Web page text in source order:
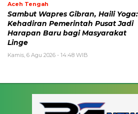
Aceh Tengah
‎Sambut Wapres Gibran, Haili Yoga:
Kehadiran Pemerintah Pusat Jadi
Harapan Baru bagi Masyarakat
Linge
Kamis, 6 Agu 2026 - 14:48 WIB